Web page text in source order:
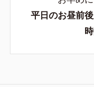
平日のお昼前